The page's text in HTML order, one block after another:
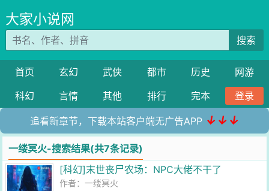
大家小说网
搜索
首页 玄幻 武侠 都市 历史
网游
科幻
言情 其他 排行 完本 登录
追看新章节，下载本站客户端无广告APP ↓↓↓
一缕冥火-搜索结果(共7条记录)
[科幻]末世丧尸农场：NPC大佬不干了
作者：一缕冥火